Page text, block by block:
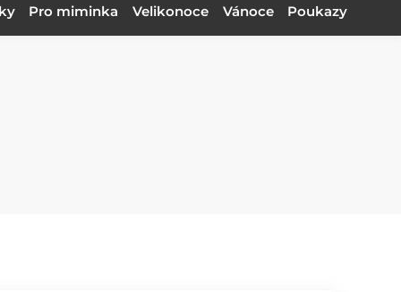
Pro miminka Velikonoce Vánoce Poukazy